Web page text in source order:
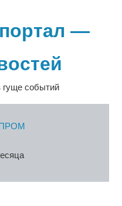
—
событий